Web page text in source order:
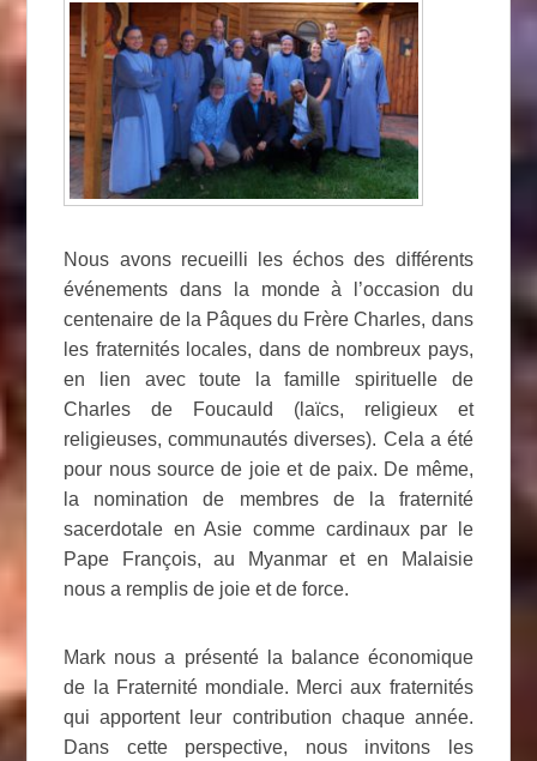
Nous avons recueilli les échos des différents
événements dans la monde à l’occasion du
centenaire de la Pâques du Frère Charles, dans
les fraternités locales, dans de nombreux pays,
en lien avec toute la famille spirituelle de
Charles de Foucauld (laïcs, religieux et
religieuses, communautés diverses). Cela a été
pour nous source de joie et de paix. De même,
la nomination de membres de la fraternité
sacerdotale en Asie comme cardinaux par le
Pape François, au Myanmar et en Malaisie
nous a remplis de joie et de force.
Mark nous a présenté la balance économique
de la Fraternité mondiale. Merci aux fraternités
qui apportent leur contribution chaque année.
Dans cette perspective, nous invitons les